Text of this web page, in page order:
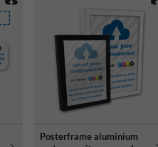
Posterframe aluminium